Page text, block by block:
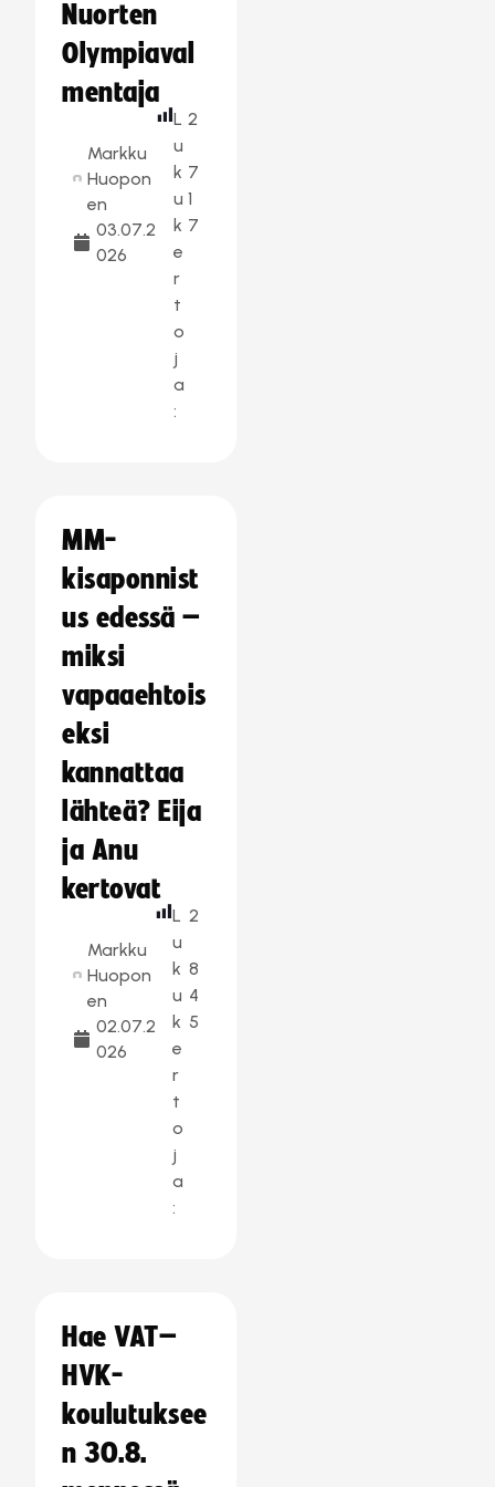
Nuorten
Olympiaval
mentaja
Markku
Huopon
en
03.07.2
026
L
u
k
u
k
e
r
t
o
j
a
:
2
7
1
7
MM-
kisaponnist
us edessä –
miksi
vapaaehtois
eksi
kannattaa
lähteä? Eija
ja Anu
kertovat
Markku
Huopon
en
02.07.2
026
L
u
k
u
k
e
r
t
o
j
a
:
2
8
4
5
Hae VAT–
HVK-
koulutuksee
n 30.8.